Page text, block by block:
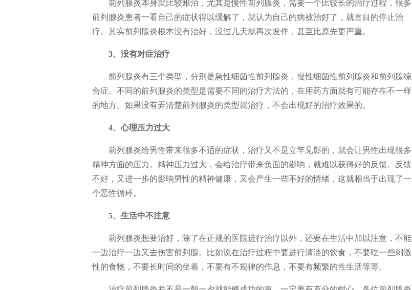
前列腺炎本身就比较难治，尤其是慢性前列腺炎，需要一个比较长的治疗过程，很多
前列腺炎患者一看自己的症状得以缓解了，就认为自己的病被治好了，就盲目的停止治
疗。其实前列腺炎根本没有治好，没过几天就再次发作，甚至比原先更严重。
3、没有对症治疗
前列腺炎有三个类型，分别是急性细菌性前列腺炎，慢性细菌性前列腺炎和前列腺综
合症。不同的前列腺炎的类型是需要不同的治疗方法的，在用药方面就有可能存在不一样
的地方。如果没有弄清楚前列腺炎的类型就治疗，不会出现好的治疗效果的。
4、心理压力过大
前列腺炎给男性带来很多不适的症状，治疗又不是立竿见影的，就会让男性出现很多
精神方面的压力。精神压力过大，会给治疗带来负面的影响，就难以获得好的反馈。反馈
不好，又进一步的影响男性的精神健康，又会产生一些不好的情绪，这就相当于出现了一
个恶性循环。
5、生活中不注意
前列腺炎想要治好，除了在正规的医院进行治疗以外，还要在生活中加以注意，不能
一边治疗一边又去伤害前列腺。比如说在治疗过程中要进行清淡的饮食，不要吃一些刺激
性的食物，不要长时间的坐着，不要有不规律的作息，不要有频繁的性生活等等。